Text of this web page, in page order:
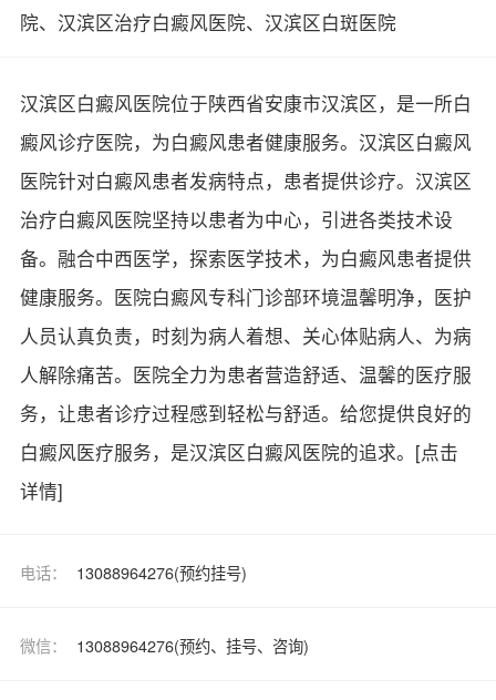
院、汉滨区治疗白癜风医院、汉滨区白斑医院
汉滨区白癜风医院位于陕西省安康市汉滨区，是一所白
癜风诊疗医院，为白癜风患者健康服务。汉滨区白癜风
医院针对白癜风患者发病特点，患者提供诊疗。汉滨区
治疗白癜风医院坚持以患者为中心，引进各类技术设
备。融合中西医学，探索医学技术，为白癜风患者提供
健康服务。医院白癜风专科门诊部环境温馨明净，医护
人员认真负责，时刻为病人着想、关心体贴病人、为病
人解除痛苦。医院全力为患者营造舒适、温馨的医疗服
务，让患者诊疗过程感到轻松与舒适。给您提供良好的
白癜风医疗服务，是汉滨区白癜风医院的追求。 [点击
详情]
电话： 13088964276(预约挂号)
微信： 13088964276(预约、挂号、咨询)